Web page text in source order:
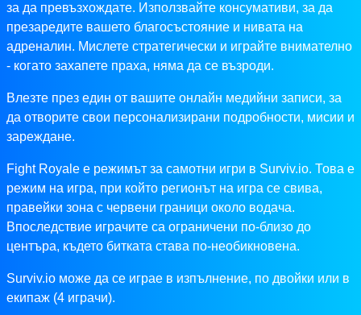
за да превъзхождате. Използвайте консумативи, за да
презаредите вашето благосъстояние и нивата на
адреналин. Мислете стратегически и играйте внимателно
- когато захапете праха, няма да се възроди.
Влезте през един от вашите онлайн медийни записи, за
да отворите свои персонализирани подробности, мисии и
зареждане.
Fight Royale е режимът за самотни игри в Surviv.io. Това е
режим на игра, при който регионът на игра се свива,
правейки зона с червени граници около водача.
Впоследствие играчите са ограничени по-близо до
центъра, където битката става по-необикновена.
Surviv.io може да се играе в изпълнение, по двойки или в
екипаж (4 играчи).